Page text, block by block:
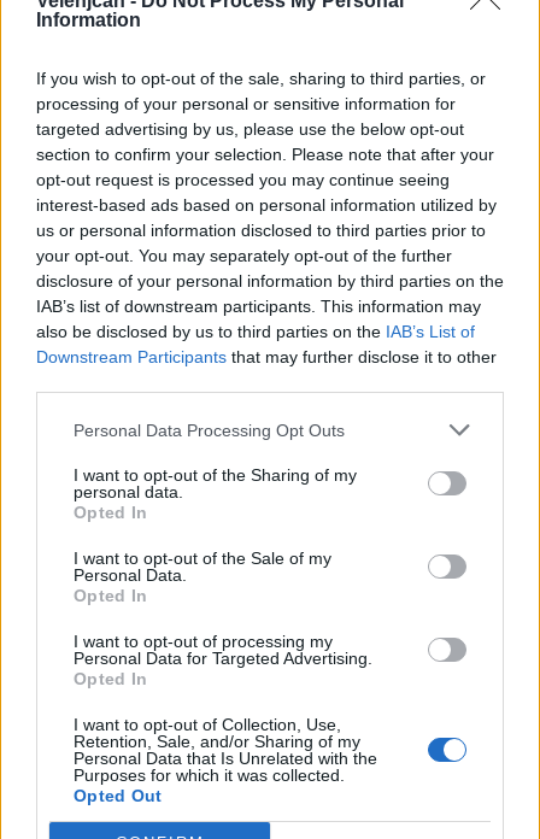
Information
If you wish to opt-out of the sale, sharing to third parties, or
processing of your personal or sensitive information for
targeted advertising by us, please use the below opt-out
section to confirm your selection. Please note that after your
opt-out request is processed you may continue seeing
interest-based ads based on personal information utilized by
us or personal information disclosed to third parties prior to
your opt-out. You may separately opt-out of the further
disclosure of your personal information by third parties on the
IAB’s list of downstream participants. This information may
also be disclosed by us to third parties on the IAB’s List of
Downstream Participants that may further disclose it to other
Personal Data Processing Opt Outs
I want to opt-out of the Sharing of my
personal data.
Opted In
I want to opt-out of the Sale of my
Personal Data.
Opted In
I want to opt-out of processing my
Personal Data for Targeted Advertising.
Opted In
I want to opt-out of Collection, Use,
Retention, Sale, and/or Sharing of my
Personal Data that Is Unrelated with the
Purposes for which it was collected.
Opted Out
Več o varnosti kolesarjev in preventivni akciji
Vir: AVP, GPU
KATEGORIJE Družba
KLJUČNE BESEDE akcija avp
kolesarji
mikromobilnost
policija promet varnost
Sorodno
Več iz kategorije Družba
Vila Mayer in Zavod 4 Šoštanj vabita
Glasovanje je v teku: Velenjska plaža
se tudi letos poteguje za naziv Naj
kopališče
9. avgust 2026